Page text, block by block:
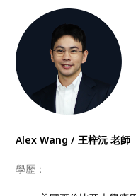
Alex Wang / 王梓沅 老師
學歷：